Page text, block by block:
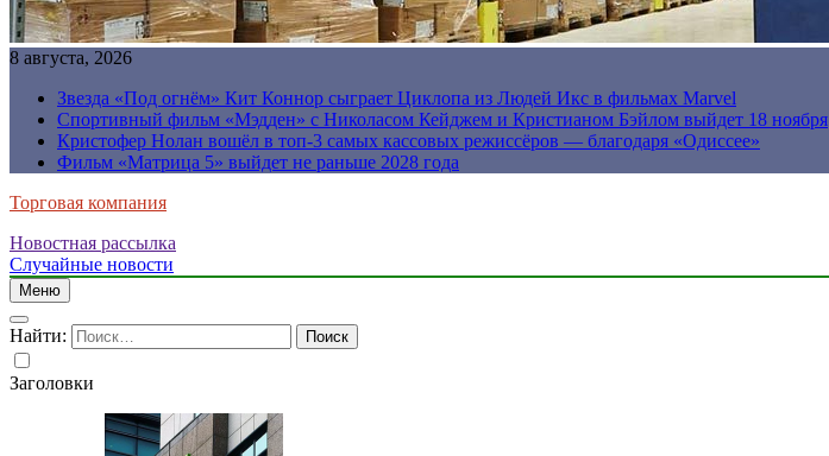
8 августа, 2026
Звезда «Под огнём» Кит Коннор сыграет Циклопа из Людей Икс в фильмах Marvel
Спортивный фильм «Мэдден» с Николасом Кейджем и Кристианом Бэйлом выйдет 18 ноября
Кристофер Нолан вошёл в топ-3 самых кассовых режиссёров — благодаря «Одиссее»
Фильм «Матрица 5» выйдет не раньше 2028 года
Торговая компания
Новостная рассылка
Случайные новости
Меню
Найти:
Заголовки